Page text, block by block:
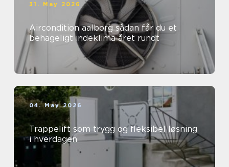
31. May 2026
Aircondition aalborg sådan får du et
behageligt indeklima året rundt
04. May 2026
Trappelift som trygg og fleksibel løsning
i hverdagen